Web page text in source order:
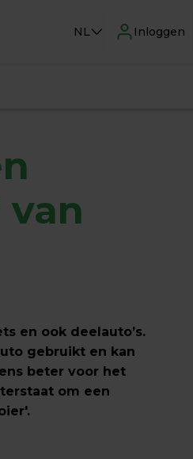
NL Inloggen
en ook deelauto’s.
gebruikt en kan
beter voor het